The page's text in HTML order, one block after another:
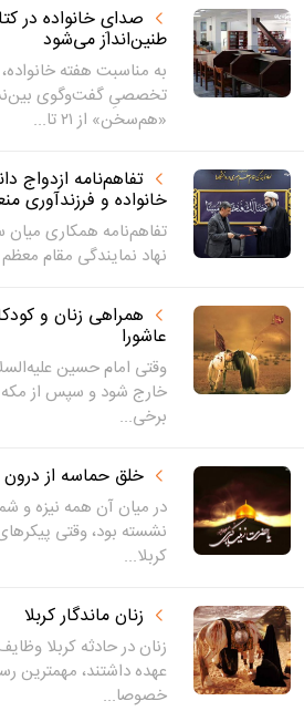
صدایِ خانواده در
طنین‌انداز می‌شود
به مناسبت هفته
تخصصیِ گفت‌وگوی
«هم‌سخن» از ۲۱ تا...
تفاهم‌نامه ازدواج
خانواده و فرزندآوری
تفاهم‌نامه همکاری میان
نهاد نمایندگی مقام
همراهی زنان و
عاشورا
وقتی امام حسین
خارج شود و سپس از
برخی...
خلق حماسه‌ از
در میان آن همه نیزه و
نشسته بود، وقتی
کربلا...
زنان ماندگار کربلا
زنان در حادثه کربلا
عهده داشتند، مهمترین
خصوصا...